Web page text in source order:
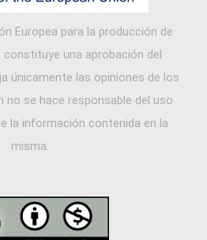
Europea para la producción de
una aprobación del
únicamente las opiniones de los
no se hace responsable del uso
la información contenida en la
misma.